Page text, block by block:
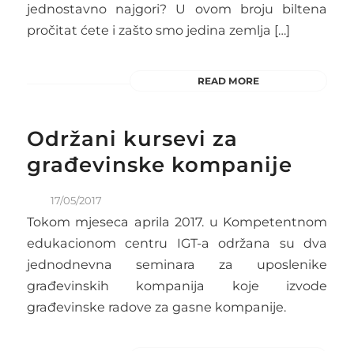
jednostavno najgori? U ovom broju biltena
pročitat ćete i zašto smo jedina zemlja […]
READ MORE
Održani kursevi za
građevinske kompanije
17/05/2017
Tokom mjeseca aprila 2017. u Kompetentnom
edukacionom centru IGT-a održana su dva
jednodnevna seminara za uposlenike
građevinskih kompanija koje izvode
građevinske radove za gasne kompanije.